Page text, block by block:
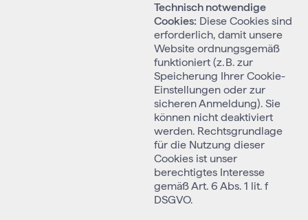
Technisch notwendige
Cookies: Diese Cookies sind
erforderlich, damit unsere
Website ordnungsgemäß
funktioniert (z. B. zur
Speicherung Ihrer Cookie-
Einstellungen oder zur
sicheren Anmeldung). Sie
können nicht deaktiviert
werden. Rechtsgrundlage
für die Nutzung dieser
Cookies ist unser
berechtigtes Interesse
gemäß Art. 6 Abs. 1 lit. f
DSGVO.